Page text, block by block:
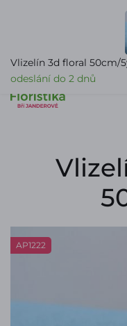
AP1222
Vlizelín 3d floral 50cm/
odeslání do 2 dnů